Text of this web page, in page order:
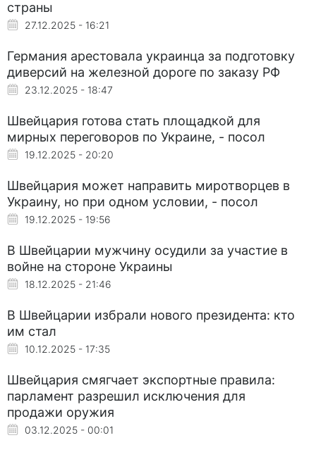
страны
27.12.2025 - 16:21
Германия арестовала украинца за подготовку
диверсий на железной дороге по заказу РФ
23.12.2025 - 18:47
Швейцария готова стать площадкой для
мирных переговоров по Украине, - посол
19.12.2025 - 20:20
Швейцария может направить миротворцев в
Украину, но при одном условии, - посол
19.12.2025 - 19:56
В Швейцарии мужчину осудили за участие в
войне на стороне Украины
18.12.2025 - 21:46
В Швейцарии избрали нового президента: кто
им стал
10.12.2025 - 17:35
Швейцария смягчает экспортные правила:
парламент разрешил исключения для
продажи оружия
03.12.2025 - 00:01